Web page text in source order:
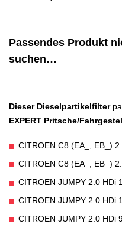
Passendes Produkt
suchen…
Dieser Dieselpartikelfilter
EXPERT Pritsche/
CITROEN C8 (EA_, EB_)
CITROEN C8 (EA_, EB_)
CITROEN JUMPY 2.0 HDi
CITROEN JUMPY 2.0 HDi
CITROEN JUMPY 2.0 HDi